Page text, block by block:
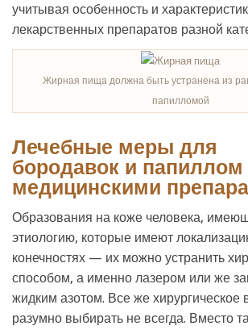
учитывая особенность и
лекарственных препаратов разной
Жирная пища должна быть устранена из
папилломой
Лечебные меры для
бородавок и папиллом
медицинскими
Образования на коже человека,
этиологию, которые имеют
конечностях — их можно устранить
способом, а именно лазером или же
жидким азотом. Все же хирургическое
разумно выбирать не всегда. Вместо